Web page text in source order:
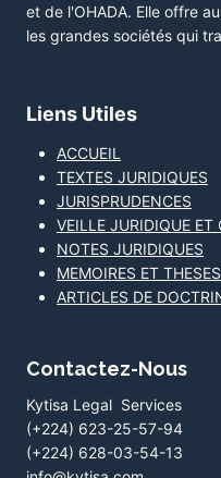
et de l'OHADA. Elle offre
les grandes sociétés qui
Liens Utiles
ACCUEIL
TEXTES JURIDIQUES
JURISPRUDENCES
VEILLE JURIDIQUE ET
NOTES JURIDIQUES
MEMOIRES ET
ARTICLES DE
Contactez-Nous
Kytisa Legal Services
(+224) 623-25-57-94
(+224) 628-03-54-13